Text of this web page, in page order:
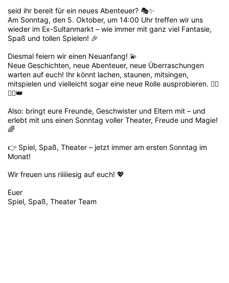
seid ihr bereit für ein neues Abenteuer? 🎭✨
Am Sonntag, den 5. Oktober, um 14:00 Uhr treffen wir uns
wieder im Ex-Sultanmarkt – wie immer mit ganz viel Fantasie,
Spaß und tollen Spielen! 🎉
Diesmal feiern wir einen Neuanfang! 💫
Neue Geschichten, neue Abenteuer, neue Überraschungen
warten auf euch! Ihr könnt lachen, staunen, mitsingen,
mitspielen und vielleicht sogar eine neue Rolle ausprobieren. 🤹‍♀️
🧚‍♂️👑
Also: bringt eure Freunde, Geschwister und Eltern mit – und
erlebt mit uns einen Sonntag voller Theater, Freude und Magie!
🌈
👉 Spiel, Spaß, Theater – jetzt immer am ersten Sonntag im
Monat!
Wir freuen uns riiiiiesig auf euch! 💖
Euer
Spiel, Spaß, Theater Team